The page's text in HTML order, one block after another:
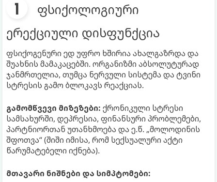
ფსიქოლოგიური
ერექციული დისფუნქცია
ფსიქოგენური ედ უფრო ხშირია ახალგაზრდა და
შუახნის მამაკაცებში. ორგანიზმი აბსოლუტურად
ჯანმრთელია, თუმცა ნერვული სისტემა და ტვინი
სტრესის გამო ბლოკავს რეაქციას.
გამომწვევი მიზეზები: ქრონიკული სტრესი
სამსახურში, დეპრესია, ფინანსური პრობლემები,
პარტნიორთან უთანხმოება და ე.წ. „მოლოდინის
შფოთვა“ (შიში იმისა, რომ სექსუალური აქტი
წარუმატებელი იქნება).
მთავარი ნიშნები და სიმპტომები: